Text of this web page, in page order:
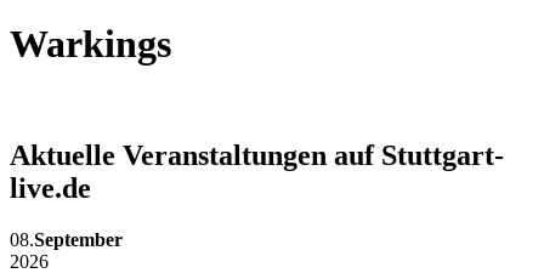
Warkings
Aktuelle Veranstaltungen auf Stuttgart-
live.de
08.September
2026